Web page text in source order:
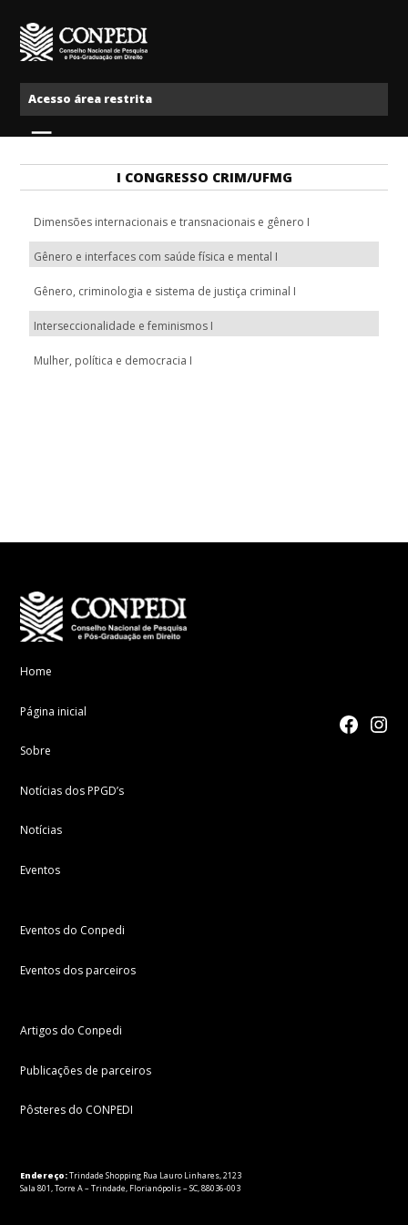
Acesso área restrita
Menu
I CONGRESSO CRIM/UFMG
Dimensões internacionais e transnacionais e gênero I
Gênero e interfaces com saúde física e mental I
Gênero, criminologia e sistema de justiça criminal I
Interseccionalidade e feminismos I
Mulher, política e democracia I
facebook
Home
Página inicial
Sobre
Notícias dos PPGD’s
Notícias
Eventos
Eventos do Conpedi
Eventos dos parceiros
Artigos do Conpedi
Publicações de parceiros
Pôsteres do CONPEDI
Endereço:Trindade Shopping Rua Lauro Linhares, 2123
Sala 801, Torre A – Trindade, Florianópolis – SC, 88036-003